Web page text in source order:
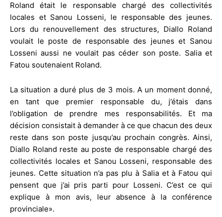
Roland était le responsable chargé des collectivités
locales et Sanou Losseni, le responsable des jeunes.
Lors du renouvellement des structures, Diallo Roland
voulait le poste de responsable des jeunes et Sanou
Losseni aussi ne voulait pas céder son poste. Salia et
Fatou soutenaient Roland.
La situation a duré plus de 3 mois. A un moment donné,
en tant que premier responsable du, j’étais dans
l’obligation de prendre mes responsabilités. Et ma
décision consistait à demander à ce que chacun des deux
reste dans son poste jusqu’au prochain congrès. Ainsi,
Diallo Roland reste au poste de responsable chargé des
collectivités locales et Sanou Losseni, responsable des
jeunes. Cette situation n’a pas plu à Salia et à Fatou qui
pensent que j’ai pris parti pour Losseni. C’est ce qui
explique à mon avis, leur absence à la conférence
provinciale».